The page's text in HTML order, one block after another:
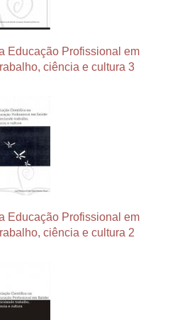
Educação Profissional em
ciência e cultura 3
Educação Profissional em
ciência e cultura 2